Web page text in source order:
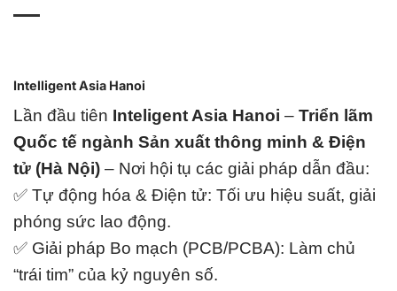
Intelligent Asia Hanoi
Lần đầu tiên Inteligent Asia Hanoi – Triển lãm
Quốc tế ngành Sản xuất thông minh & Điện
tử (Hà Nội) – Nơi hội tụ các giải pháp dẫn đầu:
✅ Tự động hóa & Điện tử: Tối ưu hiệu suất, giải
phóng sức lao động.
✅ Giải pháp Bo mạch (PCB/PCBA): Làm chủ
“trái tim” của kỷ nguyên số.